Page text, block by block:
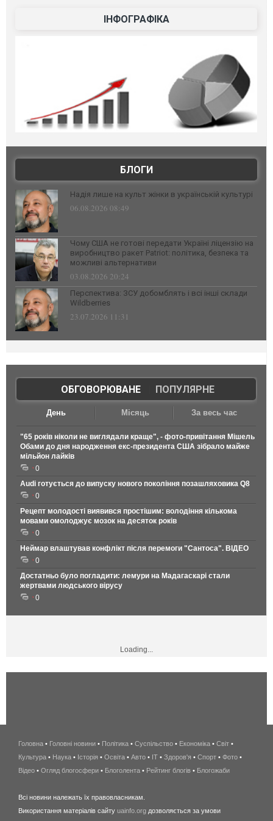
ІНФОГРАФІКА
БЛОГИ
Надія лише на культ жінки в українській культурі
06.08.2026 08:49
Чому США не готові передати Україні ліцензію на
виробництво ракет Patriot: політика, безпека та
можливі альтернативи
03.08.2026 20:24
Перспектива: ЗСУ добомблять і всі інші склади
Wildberries
23.07.2026 11:31
ОБГОВОРЮВАНЕ| ПОПУЛЯРНЕ
День Місяць За весь час
"65 років ніколи не виглядали краще", - фото-привітання Мішель
Обами до дня народження екс-президента США зібрало майже
мільйон лайків
0
Audi готується до випуску нового покоління позашляховика Q8
0
Рецепт молодості виявився простішим: володіння кількома
мовами омолоджує мозок на десяток років
0
Неймар влаштував конфлікт після перемоги "Сантоса". ВІДЕО
0
Достатньо було погладити: лемури на Мадагаскарі стали
жертвами людського вірусу
0
Loading...
беспроводной
интернет
киев
wimax
Головна • Головні новини • Політика • Суспільство • Економіка • Світ •
Культура • Наука • Історія • Освіта • Авто • IT • Здоров'я • Спорт • Фото •
Відео • Огляд блогосфери • Блоголента • Рейтинг блогів • Блогожаби
Всі новини належать їх правовласникам.
Використання матеріалів сайту uainfo.org дозволяється за умови